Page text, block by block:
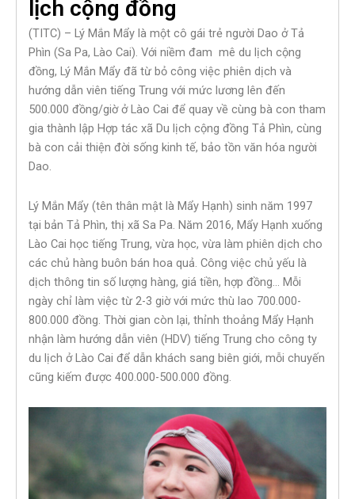
lịch cộng đồng
(TITC) – Lý Mắn Mẩy là một cô gái trẻ người Dao ở Tả
Phìn (Sa Pa, Lào Cai). Với niềm đam mê du lịch cộng
đồng, Lý Mắn Mẩy đã từ bỏ công việc phiên dịch và
hướng dẫn viên tiếng Trung với mức lương lên đến
500.000 đồng/giờ ở Lào Cai để quay về cùng bà con tham
gia thành lập Hợp tác xã Du lịch cộng đồng Tả Phìn, cùng
bà con cải thiện đời sống kinh tế, bảo tồn văn hóa người
Dao.
Lý Mắn Mẩy (tên thân mật là Mẩy Hạnh) sinh năm 1997
tại bản Tả Phìn, thị xã Sa Pa. Năm 2016, Mẩy Hạnh xuống
Lào Cai học tiếng Trung, vừa học, vừa làm phiên dịch cho
các chủ hàng buôn bán hoa quả. Công việc chủ yếu là
dịch thông tin số lượng hàng, giá tiền, hợp đồng… Mỗi
ngày chỉ làm việc từ 2-3 giờ với mức thù lao 700.000-
800.000 đồng. Thời gian còn lại, thỉnh thoảng Mẩy Hạnh
nhận làm hướng dẫn viên (HDV) tiếng Trung cho công ty
du lịch ở Lào Cai để dẫn khách sang biên giới, mỗi chuyến
cũng kiếm được 400.000-500.000 đồng.